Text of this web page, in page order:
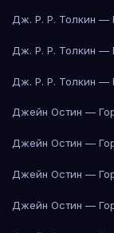
Дж. Р. Р. Толкин —
Дж. Р. Р. Толкин —
Дж. Р. Р. Толкин —
Джейн Остин —
Джейн Остин —
Джейн Остин —
Джейн Остин —